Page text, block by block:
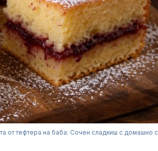
от тефтера на баба: Сочен сладкиш с домашно